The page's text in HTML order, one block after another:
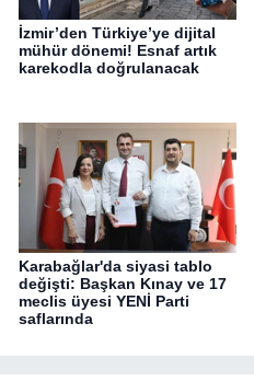
İzmir’den Türkiye’ye dijital
mühür dönemi! Esnaf artık
karekodla doğrulanacak
Karabağlar'da siyasi tablo
değişti: Başkan Kınay ve 17
meclis üyesi YENİ Parti
saflarında